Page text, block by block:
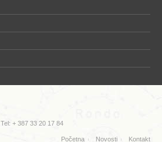
Tel: + 387 33 20 17 84
Početna Novosti Kontakt